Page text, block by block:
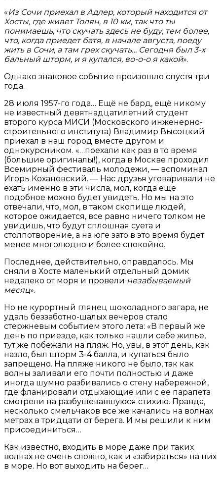
«Из Сочи приехал в Адлер, который находится от
Хосты, где живет Толян, в 10 км, так что ты
понимаешь, что скучать здесь не буду, тем более,
что, когда приедет батя, в начале августа, поеду
жить в Сочи, а там грех скучать… Сегодня был 3-х
бальный шторм, и я купался, во-о-о я какой».
Однако знаковое событие произошло спустя три
года.
28 июля 1957-го года… Ещё не бард, ещё никому
не известный девятнадцатилетний студент
второго курса МИСИ (Московского инженерно-
строительного института) Владимир Высоцкий
приехал в наш город вместе другом и
однокурсником. «…поехали как раз в то время
(большие оригиналы!), когда в Москве проходил
Всемирный фестиваль молодежи, — вспоминал
Игорь Кохановский. — Нас друзья уговаривали не
ехать именно в эти числа, мол, когда еще
подобное можно будет увидеть. Но мы на это
отвечали, что, мол, в таком скопище людей,
которое ожидается, все равно ничего толком не
увидишь, что будут сплошная суета и
столпотворение, а на юге зато в это время будет
менее многолюдно и более спокойно.
Последнее, действительно, оправдалось. Мы
сняли в Хосте маленький отдельный домик
недалеко от моря и провели незабываемый
месяц».
Но не курортный глянец шоколадного загара, не
удаль беззаботно-шалых вечеров стало
стержневым событием этого лета: «В первый же
день по приезде, как только нашли себе жилье,
тут же побежали на пляж. Но, увы, в этот день, как
назло, был шторм 3-4 балла, и купаться было
запрещено. На пляже никого не было, так как
волны заливали его почти полностью и даже
иногда шумно разбивались о стену набережной,
где фланировали отдыхающие или с ее парапета
смотрели на разбушевавшуюся стихию. Правда,
несколько смельчаков все же качались на волнах
метрах в тридцати от берега. И мы решили к ним
присоединиться…
Как известно, входить в море даже при таких
волнах не очень сложно, как и «забираться» на них
в море. Но вот выходить на берег…